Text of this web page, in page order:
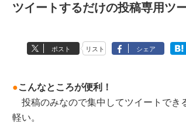
ツイートするだけの投稿専用ツ
ポスト リスト シェア
●こんなところが便利！
投稿のみなので集中してツイートでき
軽い。